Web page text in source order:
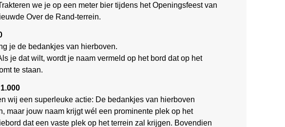
we je op een meter bier tijdens het Openingsfeest van
Over de Rand-terrein.
je de bedankjes van hierboven.
je dat wilt, wordt je naam vermeld op het bord dat op het
te staan.
wij een superleuke actie: De bedankjes van hierboven
maar jouw naam krijgt wél een prominente plek op het
dat een vaste plek op het terrein zal krijgen. Bovendien